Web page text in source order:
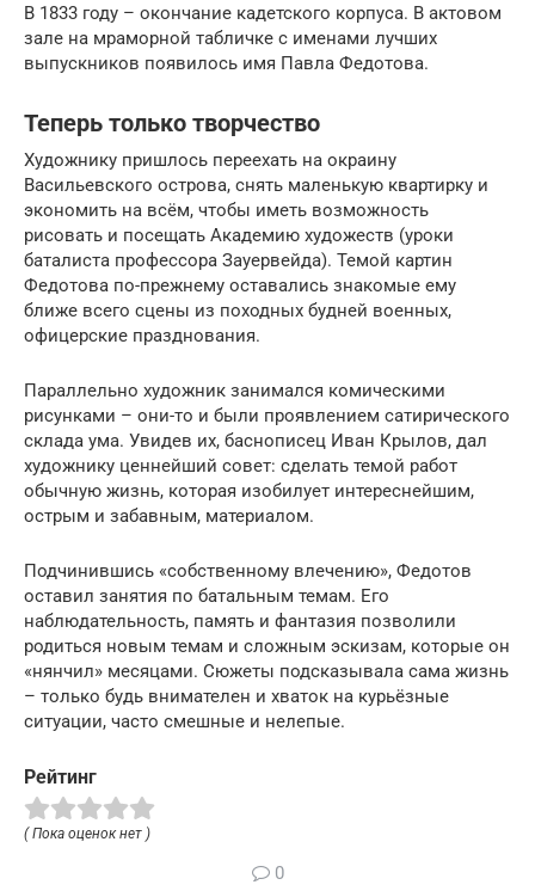
В 1833 году – окончание кадетского корпуса. В актовом
зале на мраморной табличке с именами лучших
выпускников появилось имя Павла Федотова.
Теперь только творчество
Художнику пришлось переехать на окраину
Васильевского острова, снять маленькую квартирку и
экономить на всём, чтобы иметь возможность
рисовать и посещать Академию художеств (уроки
баталиста профессора Зауервейда). Темой картин
Федотова по-прежнему оставались знакомые ему
ближе всего сцены из походных будней военных,
офицерские празднования.
Параллельно художник занимался комическими
рисунками – они-то и были проявлением сатирического
склада ума. Увидев их, баснописец Иван Крылов, дал
художнику ценнейший совет: сделать темой работ
обычную жизнь, которая изобилует интереснейшим,
острым и забавным, материалом.
Подчинившись «собственному влечению», Федотов
оставил занятия по батальным темам. Его
наблюдательность, память и фантазия позволили
родиться новым темам и сложным эскизам, которые он
«нянчил» месяцами. Сюжеты подсказывала сама жизнь
– только будь внимателен и хваток на курьёзные
ситуации, часто смешные и нелепые.
Рейтинг
( Пока оценок нет )
0